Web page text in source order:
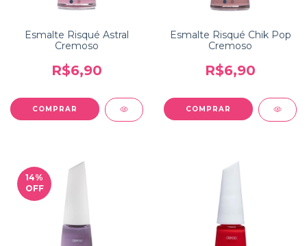
Esmalte Risqué Astral
Cremoso
R$6,90
Esmalte Risqué Chik Pop
Cremoso
R$6,90
14%
OFF